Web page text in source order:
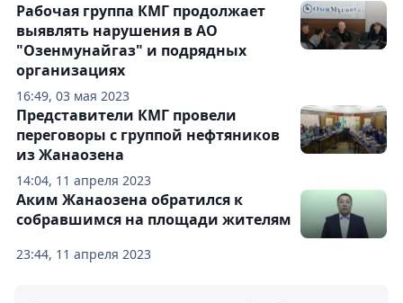
16:49, 03 мая 2023
Рабочая группа КМГ продолжает
выявлять нарушения в АО
"Озенмунайгаз" и подрядных
организациях
14:04, 11 апреля 2023
Представители КМГ провели
переговоры с группой нефтяников
из Жанаозена
23:44, 11 апреля 2023
Аким Жанаозена обратился к
собравшимся на площади жителям